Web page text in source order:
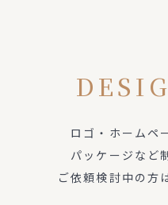
ロゴ・ホームペ
パッケージなど
ご依頼検討中の方